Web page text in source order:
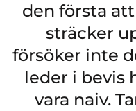
den första
sträcker
försöker inte
leder i bevis
vara naiv.